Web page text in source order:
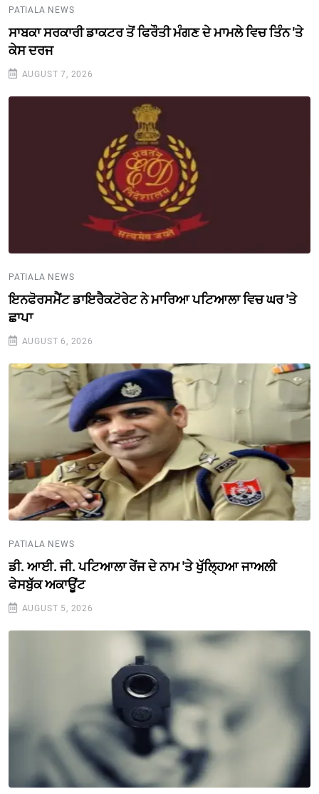
PATIALA NEWS
ਸਾਬਕਾ ਸਰਕਾਰੀ ਡਾਕਟਰ ਤੋਂ ਫਿਰੌਤੀ ਮੰਗਣ ਦੇ ਮਾਮਲੇ ਵਿਚ ਤਿੰਨ 'ਤੇ
ਕੇਸ ਦਰਜ
AUGUST 7, 2026
PATIALA NEWS
ਇਨਫੋਰਸਮੈਂਟ ਡਾਇਰੈਕਟੋਰੇਟ ਨੇ ਮਾਰਿਆ ਪਟਿਆਲਾ ਵਿਚ ਘਰ 'ਤੇ
ਛਾਪਾ
AUGUST 6, 2026
PATIALA NEWS
ਡੀ. ਆਈ. ਜੀ. ਪਟਿਆਲਾ ਰੇਂਜ ਦੇ ਨਾਮ 'ਤੇ ਖੁੱਲ੍ਹਿਆ ਜਾਅਲੀ
ਫੇਸਬੁੱਕ ਅਕਾਊਂਟ
AUGUST 5, 2026